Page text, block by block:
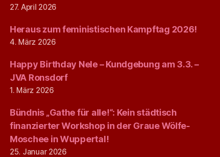
27. April 2026
Heraus zum feministischen Kampftag 2026!
4. März 2026
Happy Birthday Nele – Kundgebung am 3.3. –
JVA Ronsdorf
1. März 2026
Bündnis „Gathe für alle!“: Kein städtisch
finanzierter Workshop in der Graue Wölfe-
Moschee in Wuppertal!
25. Januar 2026